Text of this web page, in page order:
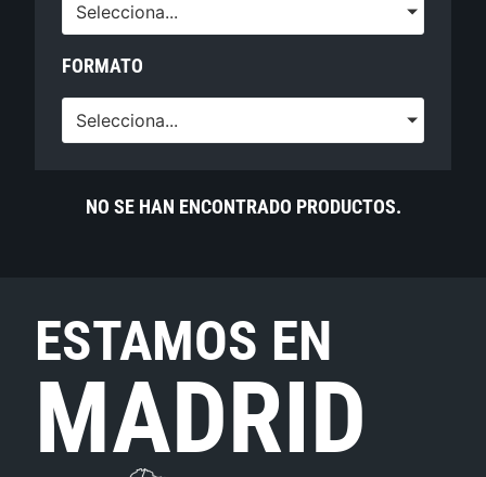
Selecciona...
FORMATO
Selecciona...
NO SE HAN ENCONTRADO PRODUCTOS.
ESTAMOS EN
MADRID